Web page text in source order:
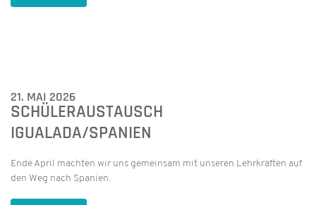
21. MAI 2026
SCHÜLERAUSTAUSCH
IGUALADA/SPANIEN
Ende April machten wir uns gemeinsam mit unseren Lehrkräften auf
den Weg nach Spanien.